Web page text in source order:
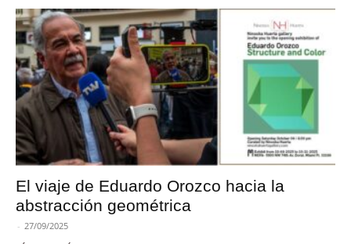
El viaje de Eduardo Orozco hacia la
abstracción geométrica
- 27/09/2025